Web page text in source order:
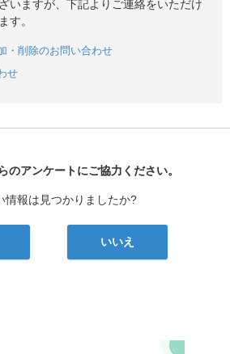
いますが、下記よりご連絡をいただけ
す。
・削除のお問い合わせ
せ
なび
のアンケートにご協力ください。
情報は見つかりましたか?
いいえ